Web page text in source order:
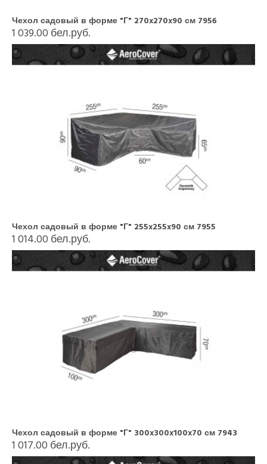
Чехол садовый в форме "Г" 270x270x90 см 7956
1 039.00 бел.руб.
Чехол садовый в форме "Г" 255x255x90 см 7955
1 014.00 бел.руб.
Чехол садовый в форме "Г" 300x300x100x70 см 7943
1 017.00 бел.руб.